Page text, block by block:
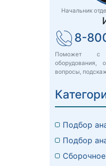
Начальник
8-
Поможет с
оборудования,
вопросы,
Подбор
Подбор